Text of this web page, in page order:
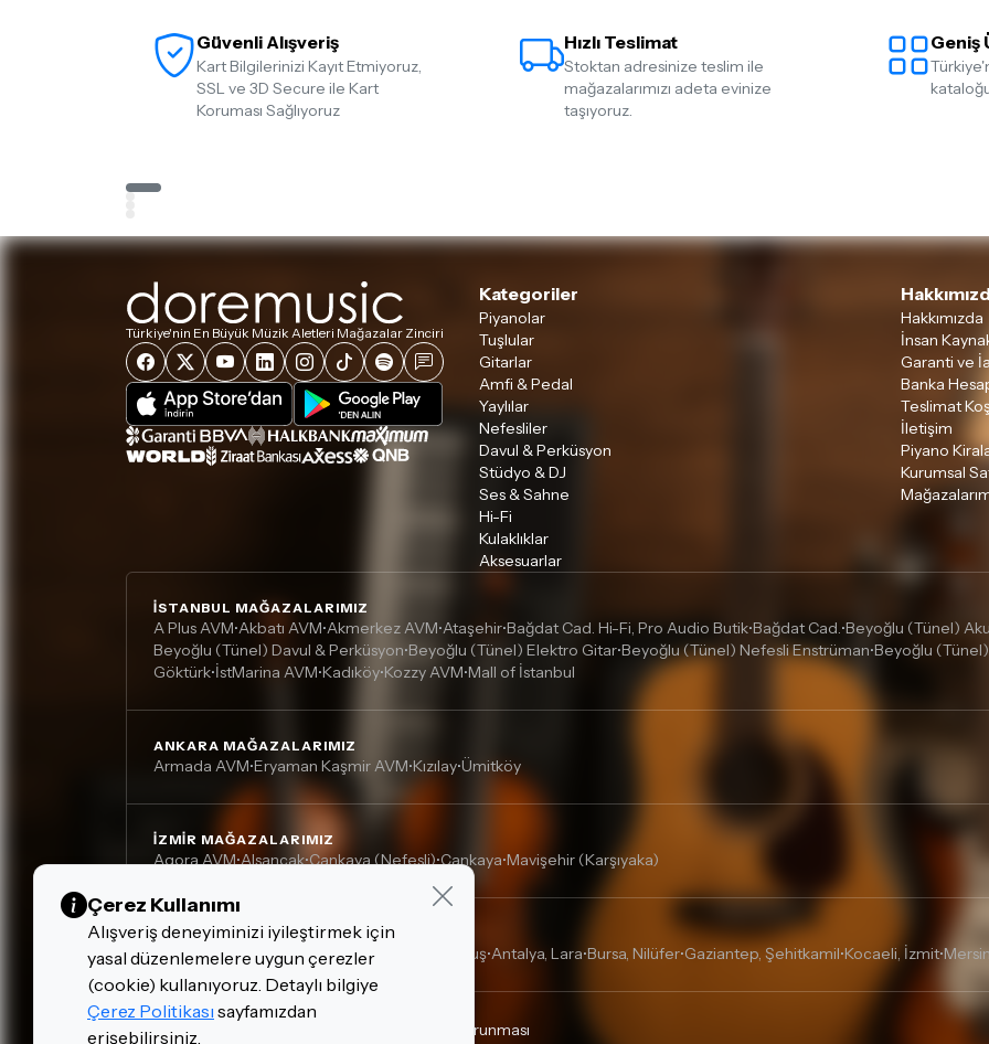
Güvenli Alışveriş
Kart Bilgilerinizi Kayıt Etmiyoruz,
SSL ve 3D Secure ile Kart
Koruması Sağlıyoruz
Hızlı Teslimat
Stoktan adresinize teslim ile
mağazalarımızı adeta evinize
taşıyoruz.
Geniş
Türkiye'nin En Büyük Müzik Aletleri Mağazalar Zinciri
Kategoriler
Piyanolar
Tuşlular
Gitarlar
Amfi & Pedal
Yaylılar
Nefesliler
Davul & Perküsyon
Stüdyo & DJ
Ses & Sahne
Hi-Fi
Kulaklıklar
Aksesuarlar
Hakkımızda
İnsan
Garanti ve
Banka
Teslimat
İletişim
Piyano
Kurumsal
İSTANBUL MAĞAZALARIMIZ
A Plus AVM•Akbatı AVM•Akmerkez AVM•Ataşehir•Bağdat Cad. Hi-Fi, Pro Audio Butik•Bağdat Cad.•Beyoğlu (Tünel)
Beyoğlu (Tünel) Davul & Perküsyon•Beyoğlu (Tünel) Elektro Gitar•Beyoğlu (Tünel) Nefesli Enstrüman•Beyoğlu
Göktürk•İstMarina AVM•Kadıköy•Kozzy AVM•Mall of İstanbul
ANKARA MAĞAZALARIMIZ
Armada AVM•Eryaman Kaşmir AVM•Kızılay•Ümitköy
İZMIR MAĞAZALARIMIZ
Agora AVM•Alsancak•Çankaya (Nefesli)•Çankaya•Mavişehir (Karşıyaka)
DIĞER MAĞAZALARIMIZ
Adana, Çukurova - Turgut Özal• Adana, Kurtuluş•Antalya, Lara•Bursa, Nilüfer•Gaziantep, Şehitkamil•Kocaeli, İzmit•
Gizlilik Politikası Kişisel Verilerin Korunması
Çerez Kullanımı
Alışveriş deneyiminizi iyileştirmek için
yasal düzenlemelere uygun çerezler
(cookie) kullanıyoruz. Detaylı bilgiye
Çerez Politikası sayfamızdan
erişebilirsiniz.